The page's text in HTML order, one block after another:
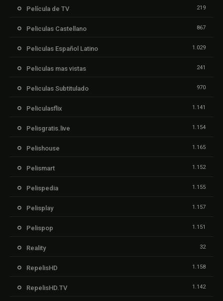
Película de TV 219
Peliculas Castellano 867
Peliculas Español Latino 1.029
Peliculas mas vistas 241
Peliculas Subtitulado 970
Peliculasflix 1.141
Pelisgratis.live 1.154
Pelishouse 1.165
Pelismart 1.152
Pelispedia 1.155
Pelisplay 1.157
Pelispop 1.151
Reality 32
RepelisHD 1.158
RepelisHD.TV 1.142